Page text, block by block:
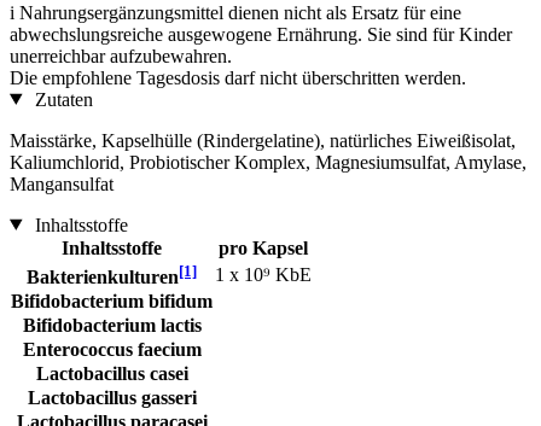
i Nahrungsergänzungsmittel dienen nicht als Ersatz für eine
abwechslungsreiche ausgewogene Ernährung. Sie sind für Kinder
unerreichbar aufzubewahren.
Die empfohlene Tagesdosis darf nicht überschritten werden.
Zutaten
Maisstärke, Kapselhülle (Rindergelatine), natürliches Eiweißisolat,
Kaliumchlorid, Probiotischer Komplex, Magnesiumsulfat, Amylase,
Mangansulfat
Inhaltsstoffe
Inhaltsstoffe
pro Kapsel
Bakterienkulturen[1]
1 x 10⁹ KbE
Bifidobacterium bifidum
Bifidobacterium lactis
Enterococcus faecium
Lactobacillus casei
Lactobacillus gasseri
Lactobacillus paracasei